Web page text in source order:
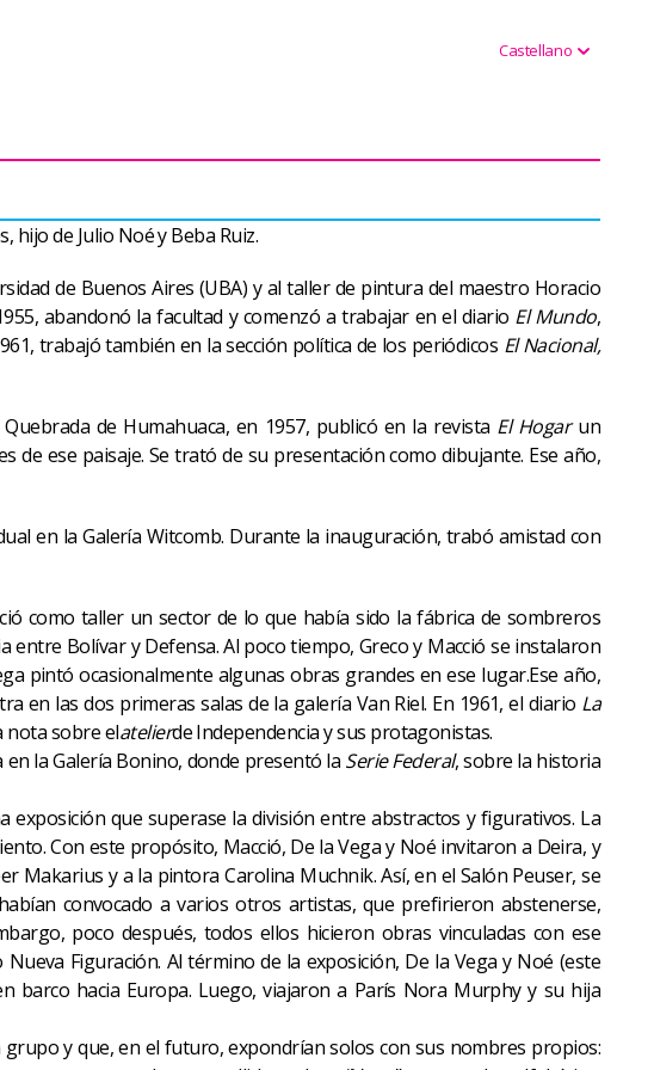
Castellano
hijo de Julio Noé y Beba Ruiz.
de Buenos Aires (UBA) y al taller de pintura del maestro Horacio
abandonó la facultad y comenzó a trabajar en el diario El Mundo,
trabajó también en la sección política de los periódicos El Nacional,
de Humahuaca, en 1957, publicó en la revista El Hogarun
de ese paisaje. Se trató de su presentación como dibujante. Ese año,
en la Galería Witcomb. Durante la inauguración, trabó amistad con
como taller un sector de lo que había sido la fábrica de sombreros
entre Bolívar y Defensa. Al poco tiempo, Greco y Macció se instalaron
pintó ocasionalmente algunas obras grandes en ese lugar.Ese año,
en las dos primeras salas de la galería Van Riel. En 1961, el diario La
nota sobre elatelierde Independencia y sus protagonistas.
la Galería Bonino, donde presentó la Serie Federal, sobre la historia
que superase la división entre abstractos y figurativos. La
Con este propósito, Macció, De la Vega y Noé invitaron a Deira, y
y a la pintora Carolina Muchnik. Así, en el Salón Peuser, se
convocado a varios otros artistas, que prefirieron abstenerse,
poco después, todos ellos hicieron obras vinculadas con ese
Figuración. Al término de la exposición, De la Vega y Noé (este
barco hacia Europa. Luego, viajaron a París Nora Murphy y su hija
y que, en el futuro, expondrían solos con sus nombres propios: